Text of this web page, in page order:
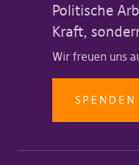
Politische
Kraft,
Wir freuen uns
SPENDEN